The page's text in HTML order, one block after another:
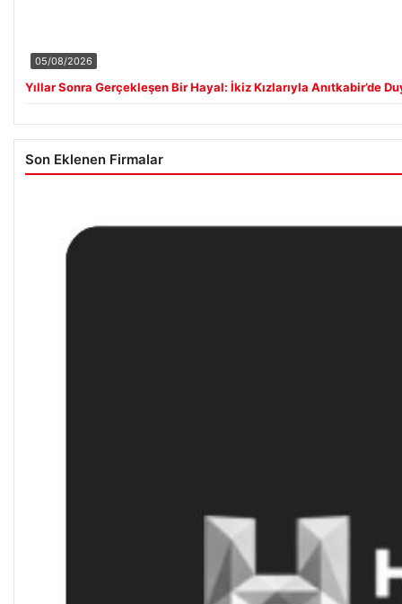
05/08/2026
Yıllar Sonra Gerçekleşen Bir Hayal: İkiz Kızlarıyla Anıtkabir’de
Son Eklenen Firmalar